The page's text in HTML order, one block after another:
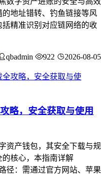
地址错转、钓鱼链接等风
精准识别对应链网络的收
qbadmin 922 2026-08-05
略，安全获取与使用
资产钱包，其安全下载与规
核心，本指南详解
径：需通过官方网站、苹果